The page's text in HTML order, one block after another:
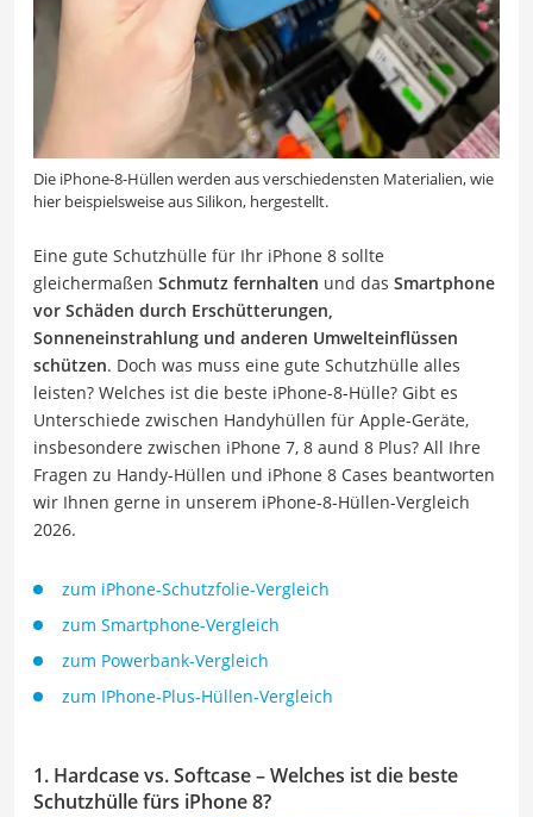
Die iPhone-8-Hüllen werden aus verschiedensten Materialien, wie
hier beispielsweise aus Silikon, hergestellt.
Eine gute Schutzhülle für Ihr iPhone 8 sollte
gleichermaßen Schmutz fernhalten und das Smartphone
vor Schäden durch Erschütterungen,
Sonneneinstrahlung und anderen Umwelteinflüssen
schützen. Doch was muss eine gute Schutzhülle alles
leisten? Welches ist die beste iPhone-8-Hülle? Gibt es
Unterschiede zwischen Handyhüllen für Apple-Geräte,
insbesondere zwischen iPhone 7, 8 aund 8 Plus? All Ihre
Fragen zu Handy-Hüllen und iPhone 8 Cases beantworten
wir Ihnen gerne in unserem iPhone-8-Hüllen-Vergleich
2026.
zum iPhone-Schutzfolie-Vergleich
zum Smartphone-Vergleich
zum Powerbank-Vergleich
zum IPhone-Plus-Hüllen-Vergleich
1. Hardcase vs. Softcase – Welches ist die beste
Schutzhülle fürs iPhone 8?